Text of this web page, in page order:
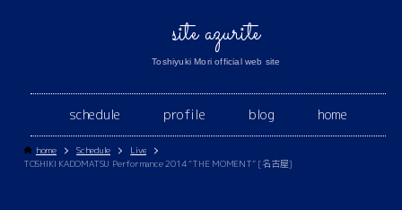
site azurite
Toshiyuki Mori official web site
schedule profile blog home
home Schedule
Live
TOSHIKI KADOMATSU Performance 2014 “THE MOMENT” [名古屋]